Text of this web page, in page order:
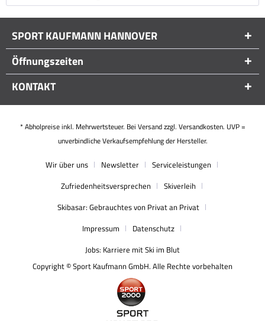
SPORT KAUFMANN HANNOVER
Öffnungszeiten
KONTAKT
* Abholpreise inkl. Mehrwertsteuer. Bei Versand zzgl. Versandkosten. UVP =
unverbindliche Verkaufsempfehlung der Hersteller.
Wir über uns Newsletter
Serviceleistungen
Zufriedenheitsversprechen
Skiverleih
Skibasar: Gebrauchtes von Privat an Privat
Impressum
Datenschutz
Jobs: Karriere mit Ski im Blut
Copyright © Sport Kaufmann GmbH. Alle Rechte vorbehalten